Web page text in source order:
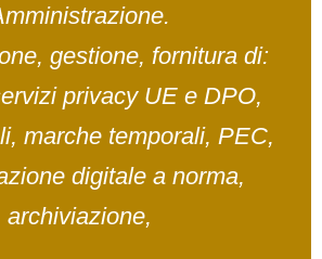
gestione, fornitura di:
privacy UE e DPO,
marche temporali, PEC,
digitale a norma,
archiviazione,